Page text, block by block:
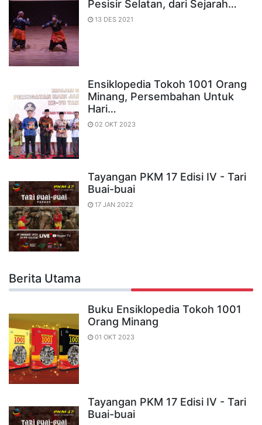
Pesisir Selatan, dari Sejarah…
13 DES 2021
Ensiklopedia Tokoh 1001 Orang
Minang, Persembahan Untuk
Hari…
02 OKT 2023
Tayangan PKM 17 Edisi IV - Tari
Buai-buai
17 JAN 2022
Berita Utama
Buku Ensiklopedia Tokoh 1001
Orang Minang
01 OKT 2023
Tayangan PKM 17 Edisi IV - Tari
Buai-buai